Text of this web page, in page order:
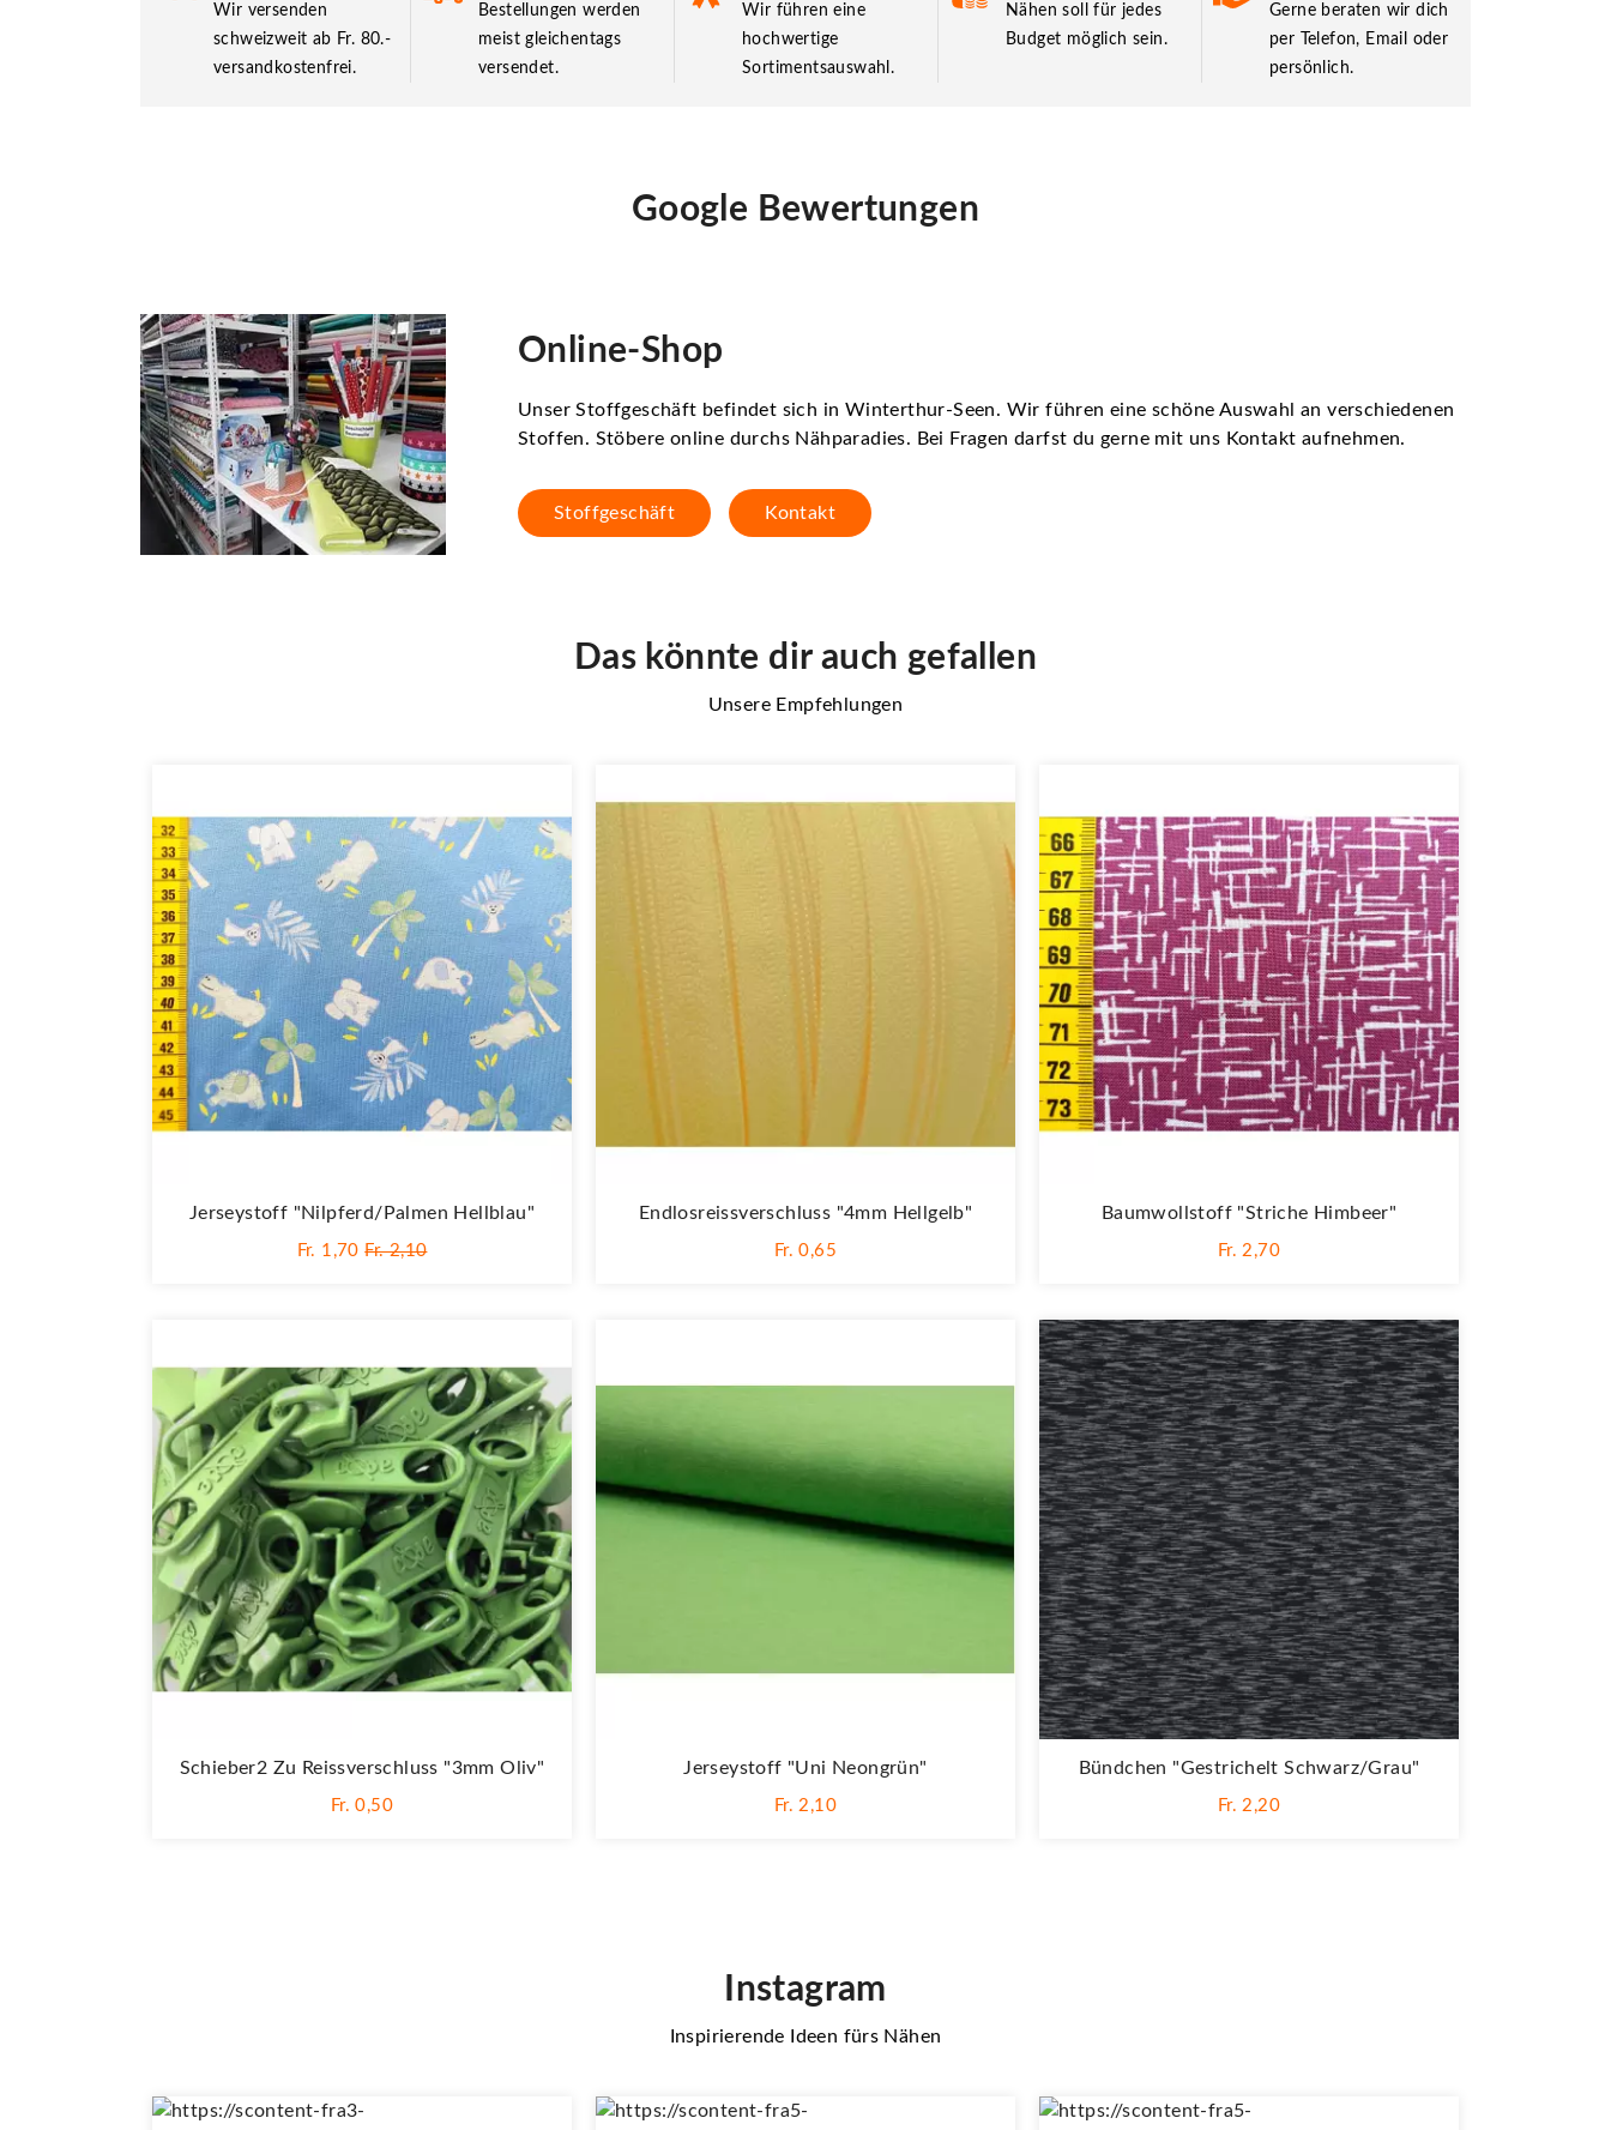
Wir versenden
schweizweit ab Fr. 80.-
versandkostenfrei.
Bestellungen werden
meist gleichentags
versendet.
Wir führen eine
hochwertige
Sortimentsauswahl.
Nähen soll für jedes
Budget möglich sein.
Gerne beraten wir dich
per Telefon, Email oder
persönlich.
Google Bewertungen
Online-Shop
Unser Stoffgeschäft befindet sich in Winterthur-Seen. Wir führen eine schöne Auswahl an verschiedenen
Stoffen. Stöbere online durchs Nähparadies. Bei Fragen darfst du gerne mit uns Kontakt aufnehmen.
Stoffgeschäft Kontakt
Das könnte dir auch gefallen
Unsere Empfehlungen
Jerseystoff "Nilpferd/Palmen Hellblau"
Fr. 1,70 Fr. 2,10
Schieber2 Zu Reissverschluss "3mm Oliv"
Fr. 0,50
Endlosreissverschluss "4mm Hellgelb"
Fr. 0,65
Jerseystoff "Uni Neongrün"
Fr. 2,10
Baumwollstoff "Striche Himbeer"
Fr. 2,70
Bündchen "Gestrichelt Schwarz/grau"
Fr. 2,20
Instagram
Inspirierende Ideen fürs Nähen